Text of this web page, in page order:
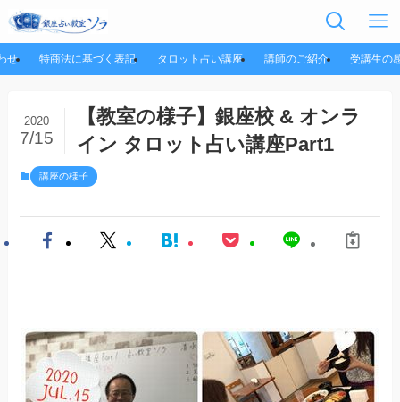
せ 特商法に基づく表記 タロット占い講座 講師のご紹介 受講生の
【教室の様子】銀座校 & オンラ
イン タロット占い講座Part1
2020
7/15
講座の様子